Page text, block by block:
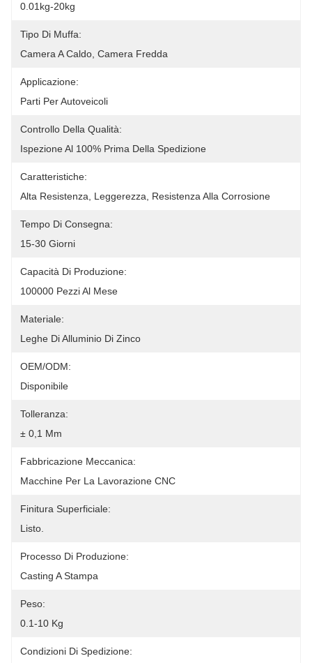
0.01kg-20kg
Tipo Di Muffa:
Camera A Caldo, Camera Fredda
Applicazione:
Parti Per Autoveicoli
Controllo Della Qualità:
Ispezione Al 100% Prima Della Spedizione
Caratteristiche:
Alta Resistenza, Leggerezza, Resistenza Alla Corrosione
Tempo Di Consegna:
15-30 Giorni
Capacità Di Produzione:
100000 Pezzi Al Mese
Materiale:
Leghe Di Alluminio Di Zinco
OEM/ODM:
Disponibile
Tolleranza:
± 0,1 Mm
Fabbricazione Meccanica:
Macchine Per La Lavorazione CNC
Finitura Superficiale:
Listo.
Processo Di Produzione:
Casting A Stampa
Peso:
0.1-10 Kg
Condizioni Di Spedizione: